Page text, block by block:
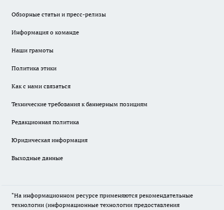
Обзорные статьи и пресс-релизы
Информация о команде
Наши грамоты
Политика этики
Как с нами связаться
Технические требования к баннерным позициям
Редакционная политика
Юридическая информация
Выходные данные
"На информационном ресурсе применяются рекомендательные
технологии (информационные технологии предоставления